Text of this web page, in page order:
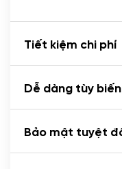
Tiết kiệm chi phí
Dễ dàng tùy biến
Bảo mật tuyệt